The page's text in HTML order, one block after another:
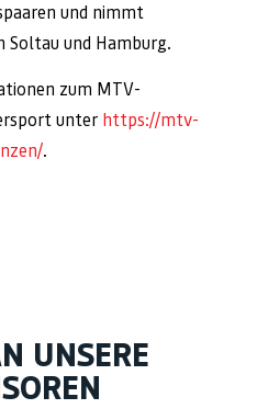
und nimmt
Soltau und Hamburg.
zum MTV-
unter https://mtv-
.
UNSERE